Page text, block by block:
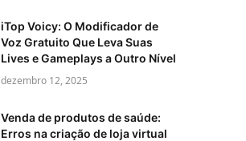
iTop Voicy: O Modificador de
Voz Gratuito Que Leva Suas
Lives e Gameplays a Outro Nível
dezembro 12, 2025
Venda de produtos de saúde:
Erros na criação de loja virtual